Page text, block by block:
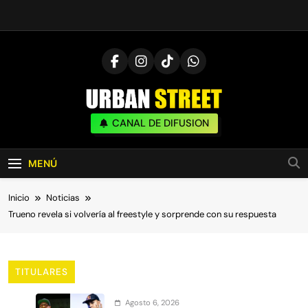
UrbanStreet
| Noticias De Freestyle, Batallas Y Cultura
Urbana
CANAL DE DIFUSION
MENÚ
Inicio
Noticias
Trueno revela si volvería al freestyle y sorprende con su respuesta
TITULARES
Agosto 6, 2026